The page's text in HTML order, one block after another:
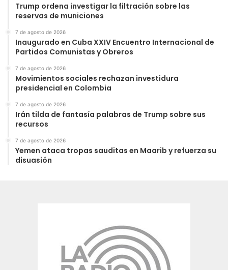
Trump ordena investigar la filtración sobre las
reservas de municiones
7 de agosto de 2026
Inaugurado en Cuba XXIV Encuentro Internacional de
Partidos Comunistas y Obreros
7 de agosto de 2026
Movimientos sociales rechazan investidura
presidencial en Colombia
7 de agosto de 2026
Irán tilda de fantasía palabras de Trump sobre sus
recursos
7 de agosto de 2026
Yemen ataca tropas sauditas en Maarib y refuerza su
disuasión